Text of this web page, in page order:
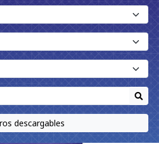
descargables